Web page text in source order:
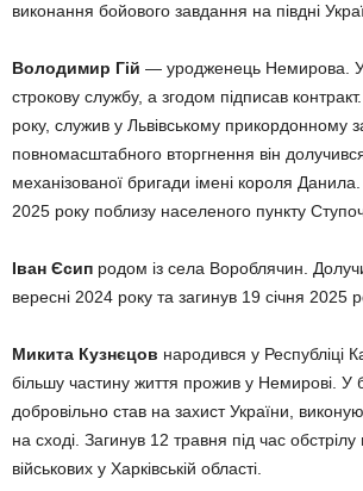
виконання бойового завдання на півдні
Володимир Гій — уродженець Немирова. У
строкову службу, а згодом підписав
року, служив у Львівському прикордонному
повномасштабного вторгнення він
механізованої бригади імені короля
2025 року поблизу населеного пункту
Іван Єсип родом із села Вороблячин.
вересні 2024 року та загинув 19 січня 2025
Микита Кузнєцов народився у Республіці
більшу частину життя прожив у Немирові. У
добровільно став на захист України,
на сході. Загинув 12 травня під час обстрілу
військових у Харківській області.